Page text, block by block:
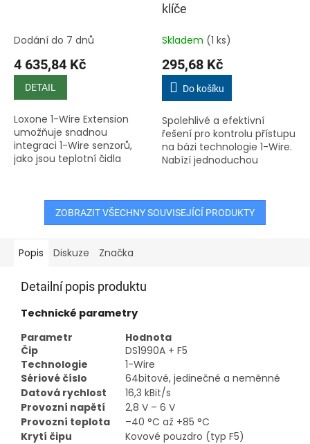
Dodání do 7 dnů
4 635,84 Kč
DETAIL
Loxone 1-Wire Extension
umožňuje snadnou
integraci 1-Wire senzorů,
jako jsou teplotní čidla
Smart Home. Modul
podporuje připojení...
klíče
Skladem (1 ks)
295,68 Kč
Do košíku
Spolehlivé a efektivní
řešení pro kontrolu přístupu
na bázi technologie 1-Wire.
Nabízí jednoduchou
od domácností přes...
ZOBRAZIT VŠECHNY SOUVISEJÍCÍ PRODUKTY
Popis Diskuze Značka
Detailní popis produktu
Technické parametry
Parametr
Hodnota
Čip
DS1990A + F5
Technologie
1-Wire
Sériové číslo
64bitové, jedinečné a neměnné
Datová rychlost
16,3 kBit/s
Provozní napětí
2,8 V – 6 V
Provozní teplota
–40 °C až +85 °C
Krytí čipu
Kovové pouzdro (typ F5)